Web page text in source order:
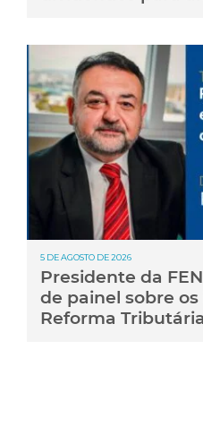
5 DE AGOSTO DE 2026
Presidente da
de painel sobre
Reforma